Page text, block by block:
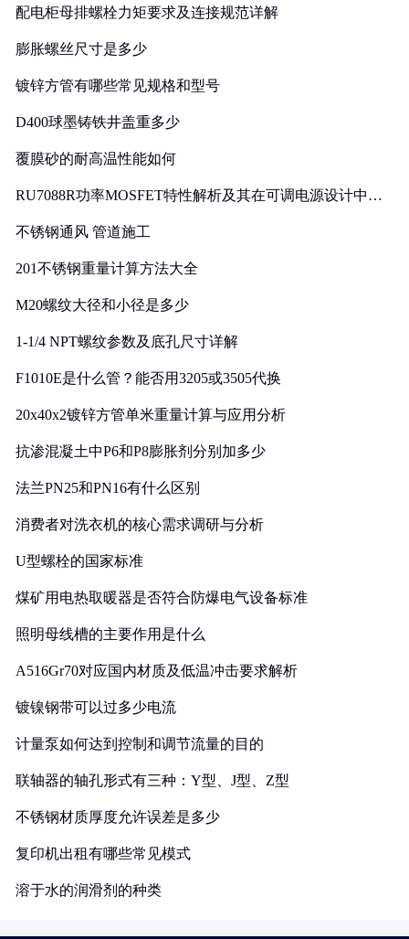
配电柜母排螺栓力矩要求及连接规范详解
膨胀螺丝尺寸是多少
镀锌方管有哪些常见规格和型号
D400球墨铸铁井盖重多少
覆膜砂的耐高温性能如何
RU7088R功率MOSFET特性解析及其在可调电源设计中的
不锈钢通风 管道施工
201不锈钢重量计算方法大全
M20螺纹大径和小径是多少
1-1/4 NPT螺纹参数及底孔尺寸详解
F1010E是什么管？能否用3205或3505代换
20x40x2镀锌方管单米重量计算与应用分析
抗渗混凝土中P6和P8膨胀剂分别加多少
法兰PN25和PN16有什么区别
消费者对洗衣机的核心需求调研与分析
U型螺栓的国家标准
煤矿用电热取暖器是否符合防爆电气设备标准
照明母线槽的主要作用是什么
A516Gr70对应国内材质及低温冲击要求解析
镀镍钢带可以过多少电流
计量泵如何达到控制和调节流量的目的
联轴器的轴孔形式有三种：Y型、J型、Z型
不锈钢材质厚度允许误差是多少
复印机出租有哪些常见模式
溶于水的润滑剂的种类